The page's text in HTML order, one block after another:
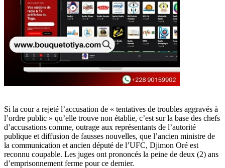
Si la cour a rejeté l’accusation de « tentatives de troubles aggravés à
l’ordre public » qu’elle trouve non établie, c’est sur la base des chefs
d’accusations comme, outrage aux représentants de l’autorité
publique et diffusion de fausses nouvelles, que l’ancien ministre de
la communication et ancien député de l’UFC, Djimon Oré est
reconnu coupable. Les juges ont prononcés la peine de deux (2) ans
d’emprisonnement ferme pour ce dernier.